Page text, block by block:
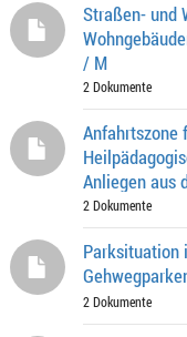
Straßen- und
/ M
2 Dokumente
Anfahrtszone
Anliegen aus
2 Dokumente
Parksituation
2 Dokumente